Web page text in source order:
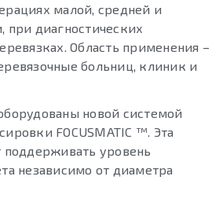
малой, средней и
при диагностических
Область применения –
больниц, клиник и
новой системой
FOCUSMATIC ™. Эта
поддерживать уровень
независимо от диаметра